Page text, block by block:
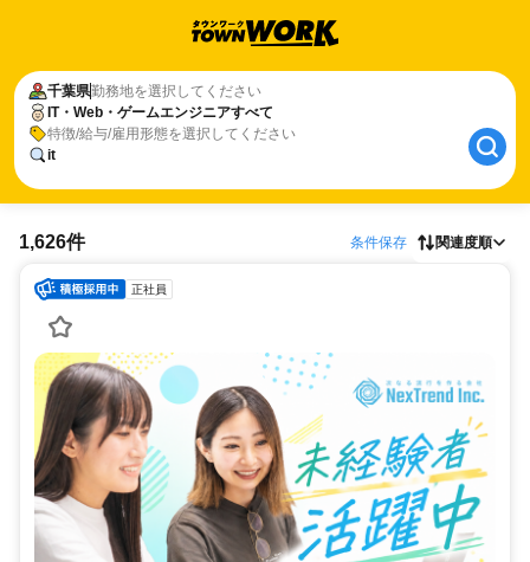
千葉県勤務地を選択してください
IT・Web・ゲームエンジニアすべて
特徴/給与/雇用形態を選択してください
it
1,626件 条件保存 関連度順
正社員